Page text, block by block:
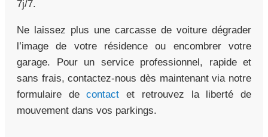
7j/7.
Ne laissez plus une carcasse de voiture dégrader
l’image de votre résidence ou encombrer votre
garage. Pour un service professionnel, rapide et
sans frais, contactez-nous dès maintenant via notre
formulaire decontact et retrouvez la liberté de
mouvement dans vos parkings.